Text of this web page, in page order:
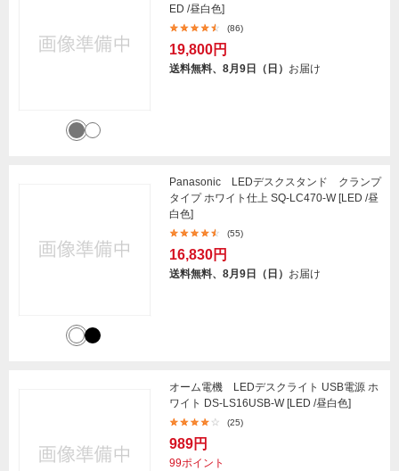
ED /昼白色]
(86)
19,800円
送料無料、8月9日（日） お届け
Panasonic LEDデスクスタンド クランプ
タイプ ホワイト仕上 SQ-LC470-W [LED /昼
白色]
(55)
16,830円
送料無料、8月9日（日） お届け
オーム電機 LEDデスクライト USB電源 ホ
ワイト DS-LS16USB-W [LED /昼白色]
(25)
989円
99ポイント